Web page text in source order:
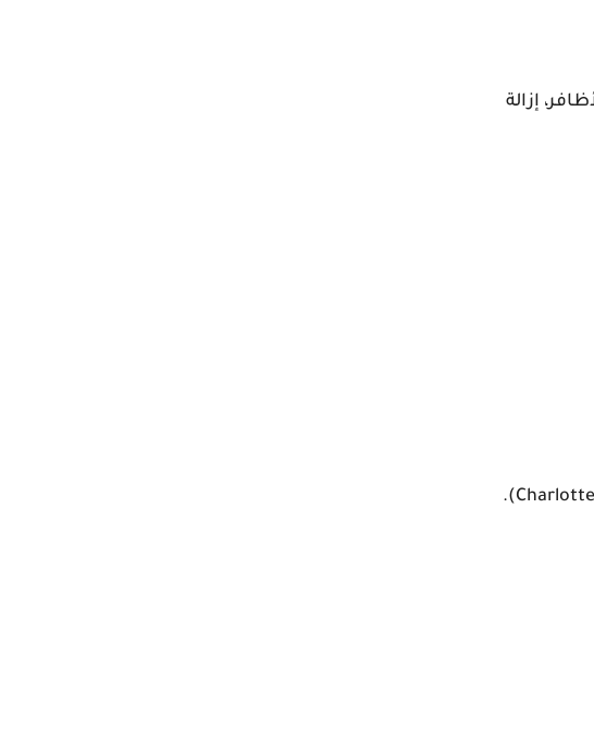
إزالة
المميزات: متخصص في مكياج السهرات والزفاف باستخدام منتجات فاخرة مثل (Charlotte Tilbury, Dior).